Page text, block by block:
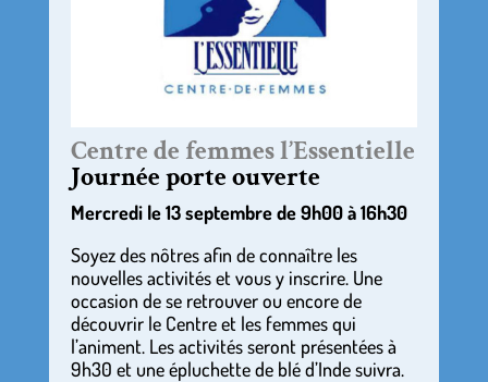
Centre de femmes l’Essentielle
Journée porte ouverte
Mercredi le 13 septembre de 9h00 à 16h30
Soyez des nôtres afin de connaître les
nouvelles activités et vous y inscrire. Une
occasion de se retrouver ou encore de
découvrir le Centre et les femmes qui
l’animent. Les activités seront présentées à
9h30 et une épluchette de blé d’Inde suivra.